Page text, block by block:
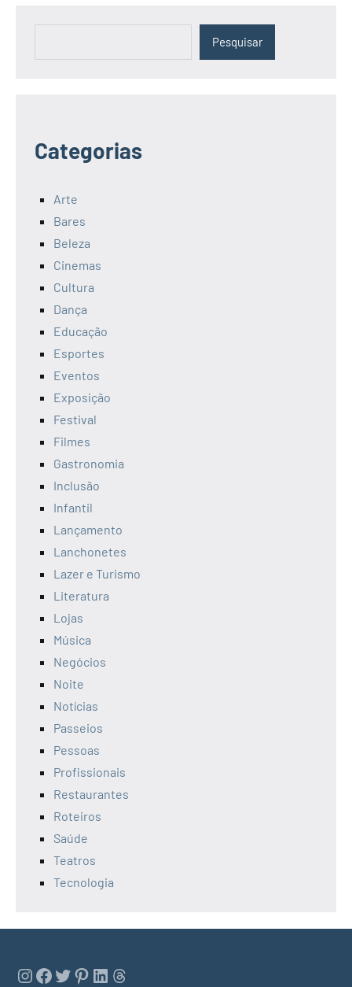
Pesquisar
Categorias
Arte
Bares
Beleza
Cinemas
Cultura
Dança
Educação
Esportes
Eventos
Exposição
Festival
Filmes
Gastronomia
Inclusão
Infantil
Lançamento
Lanchonetes
Lazer e Turismo
Literatura
Lojas
Música
Negócios
Noite
Notícias
Passeios
Pessoas
Profissionais
Restaurantes
Roteiros
Saúde
Teatros
Tecnologia
Instagram
Facebook
Twitter
Pinterest
LinkedIn
Threads